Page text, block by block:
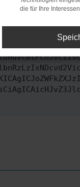
Schritte
die für Ihre